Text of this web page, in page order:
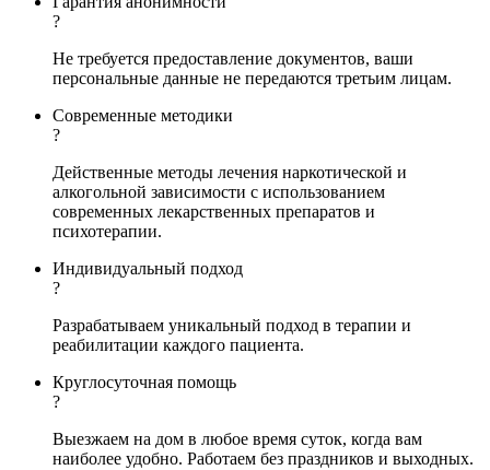
?
Не требуется предоставление документов, ваши
персональные данные не передаются третьим лицам.
Современные методики
?
Действенные методы лечения наркотической и
алкогольной зависимости с использованием
современных лекарственных препаратов и
психотерапии.
Индивидуальный подход
?
Разрабатываем уникальный подход в терапии и
реабилитации каждого пациента.
Круглосуточная помощь
?
Выезжаем на дом в любое время суток, когда вам
наиболее удобно. Работаем без праздников и выходных.